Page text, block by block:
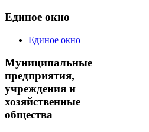
Единое окно
Единое окно
Муниципальные
предприятия,
учреждения и
хозяйственные
общества